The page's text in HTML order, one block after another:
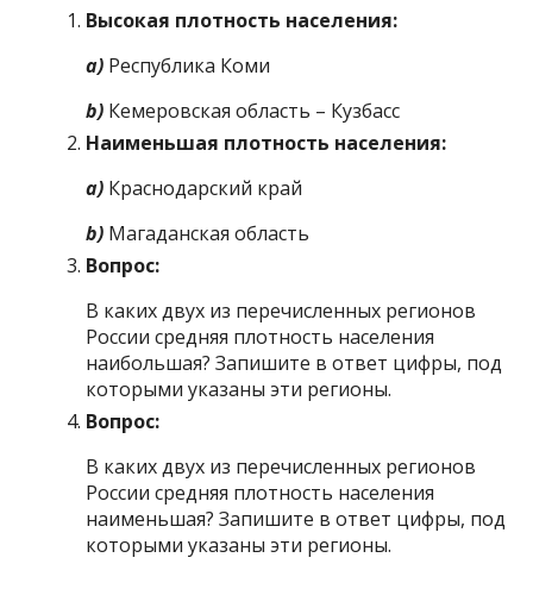
Высокая плотность населения:
a) Республика Коми
b) Кемеровская область – Кузбасс
Наименьшая плотность населения:
a) Краснодарский край
b) Магаданская область
Вопрос:
В каких двух из перечисленных регионов
России средняя плотность населения
наибольшая? Запишите в ответ цифры, под
которыми указаны эти регионы.
Вопрос:
В каких двух из перечисленных регионов
России средняя плотность населения
наименьшая? Запишите в ответ цифры, под
которыми указаны эти регионы.